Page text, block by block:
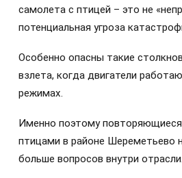
самолета с птицей – это не
потенциальная угроза
Особенно опасны такие
взлета, когда двигатели
режимах.
Именно поэтому
птицами в районе Шереметьево
больше вопросов внутри отрасли.